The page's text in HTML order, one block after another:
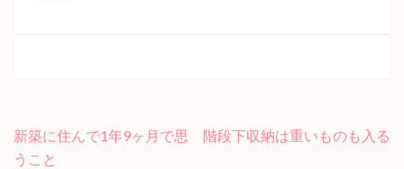
投
新築に住んで1年9ヶ月で思
うこと
階段下収納は重いものも入る